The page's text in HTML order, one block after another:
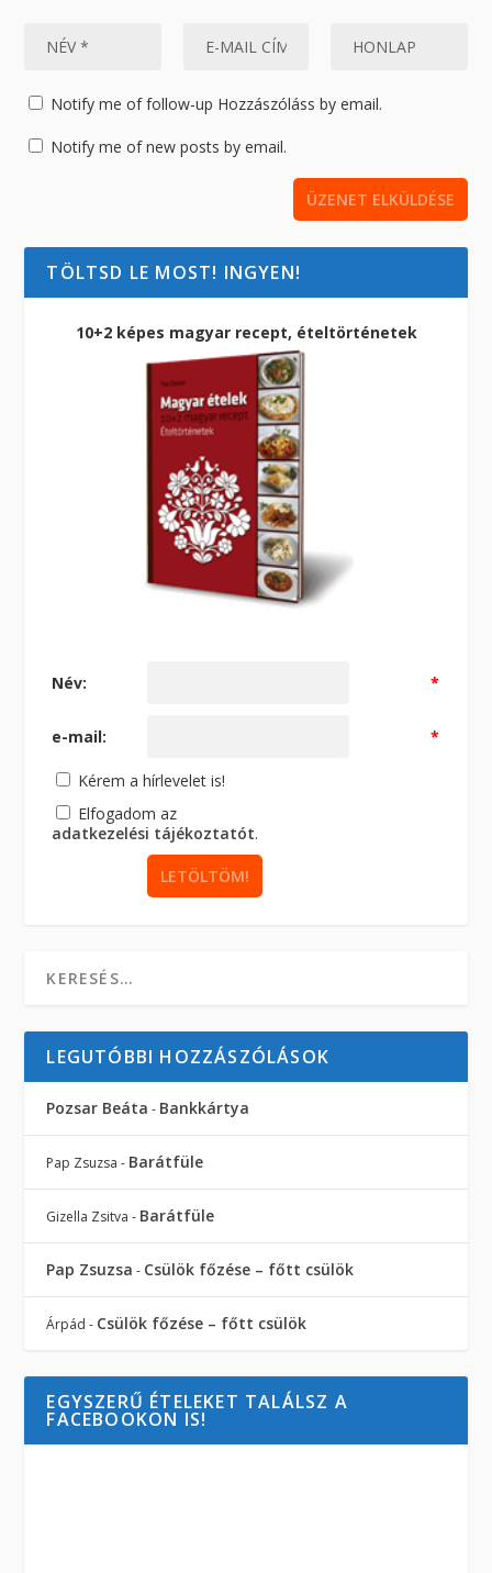
Notify me of follow-up Hozzászóláss by email.
Notify me of new posts by email.
TÖLTSD LE MOST! INGYEN!
10+2 képes magyar recept, ételtörténetek
Név: *
e-mail: *
Kérem a hírlevelet is!
Elfogadom az
adatkezelési tájékoztatót.
LEGUTÓBBI HOZZÁSZÓLÁSOK
Pozsar Beáta - Bankkártya
Pap Zsuzsa - Barátfüle
Gizella Zsitva - Barátfüle
Pap Zsuzsa - Csülök főzése – főtt csülök
Árpád - Csülök főzése – főtt csülök
EGYSZERŰ ÉTELEKET TALÁLSZ A
FACEBOOKON IS!